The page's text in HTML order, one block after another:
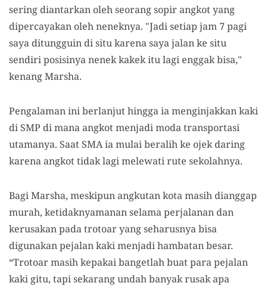
sering diantarkan oleh seorang sopir angkot yang
dipercayakan oleh neneknya. "Jadi setiap jam 7 pagi
saya ditungguin di situ karena saya jalan ke situ
sendiri posisinya nenek kakek itu lagi enggak bisa,"
kenang Marsha.
Pengalaman ini berlanjut hingga ia menginjakkan kaki
di SMP di mana angkot menjadi moda transportasi
utamanya. Saat SMA ia mulai beralih ke ojek daring
karena angkot tidak lagi melewati rute sekolahnya.
Bagi Marsha, meskipun angkutan kota masih dianggap
murah, ketidaknyamanan selama perjalanan dan
kerusakan pada trotoar yang seharusnya bisa
digunakan pejalan kaki menjadi hambatan besar.
“Trotoar masih kepakai bangetlah buat para pejalan
kaki gitu, tapi sekarang undah banyak rusak apa